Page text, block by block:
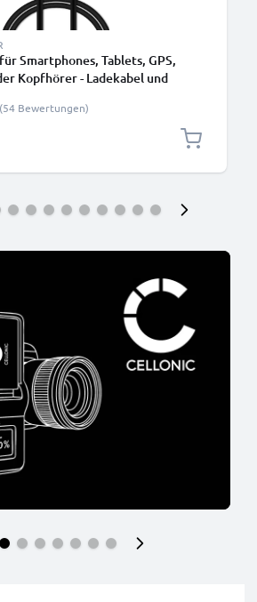
Smartphones, Tablets, GPS,
Kopfhörer - Ladekabel und
(54 Bewertungen)